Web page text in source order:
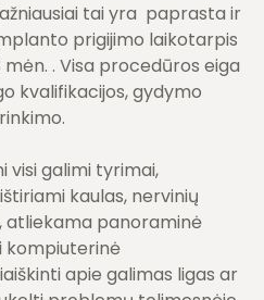
tai yra paprasta ir
prigijimo laikotarpis
. Visa procedūros eiga
kvalifikacijos, gydymo
visi galimi tyrimai,
kaulas, nervinių
atliekama panoraminė
kompiuterinė
apie galimas ligas ar